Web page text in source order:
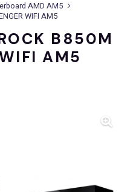
AMD AM5
WIFI AM5
B850M
AM5